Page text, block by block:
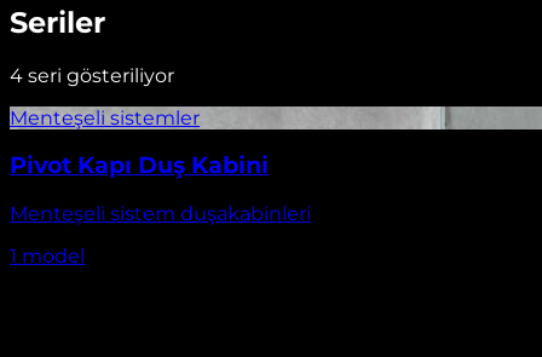
Seriler
4 seri gösteriliyor
Pivot Kapı Duş Kabini
Menteşeli sistem duşakabinleri
1 model